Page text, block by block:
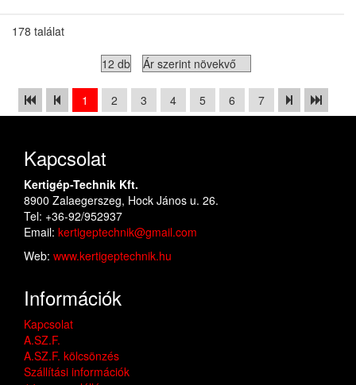
178 találat
1 2 3 4 5 6 7
Kapcsolat
Kertigép-Technik Kft.
8900 Zalaegerszeg, Hock János u. 26.
Tel: +36-92/952937
Email: kertigeptechnik@gmail.com
Web: www.kertigeptechnik.hu
Információk
Kapcsolat
A.SZ.F.
A.SZ.F. kölcsönzés
Szállítási információk